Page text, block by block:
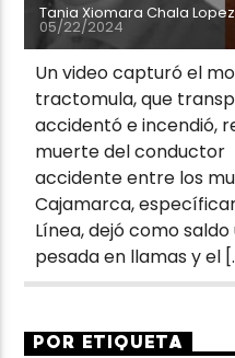
Tania Xiomara Chala Lopez
05/22/2024
Un video capturó el
tractomula, que
accidentó e incendió,
muerte del
accidente entre los
Cajamarca,
Línea, dejó como
pesada en llamas y el
POR ETIQUETA